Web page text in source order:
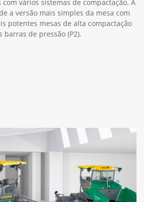
vários sistemas de compactação. A
a versão mais simples da mesa com
potentes mesas de alta compactação
barras de pressão (P2).